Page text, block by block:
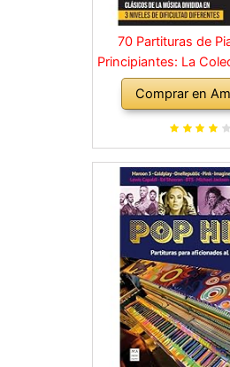
70 Partituras de
Principiantes: La
Grandes Clásicos
dividida en 3 Niveles
diferentes
Comprar en